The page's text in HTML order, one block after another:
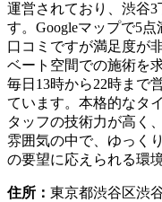
運営されており、渋谷
す。Googleマップで5
口コミですが満足度が
ベート空間での施術を
毎日13時から22時まで
ています。本格的なタ
タッフの技術力が高く
雰囲気の中で、ゆっく
の要望に応えられる環
住所： 東京都渋谷区渋